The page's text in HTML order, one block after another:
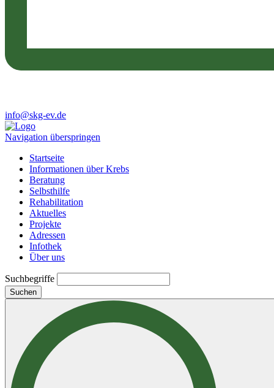
info@skg-ev.de
Navigation überspringen
Startseite
Informationen über Krebs
Beratung
Selbsthilfe
Rehabilitation
Aktuelles
Projekte
Adressen
Infothek
Über uns
Suchbegriffe
Suchen